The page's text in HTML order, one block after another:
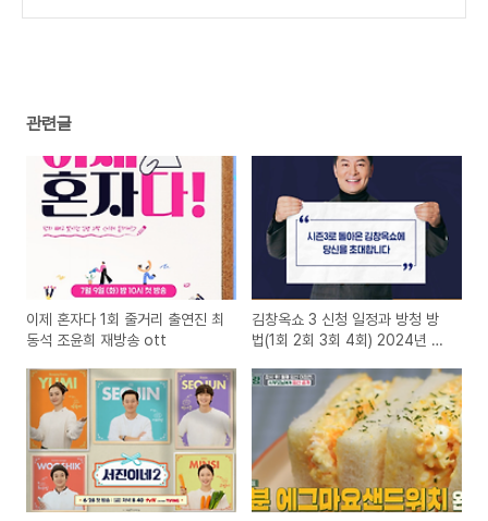
관련글
이제 혼자다 1회 줄거리 출연진 최
동석 조윤희 재방송 ott
김창옥쇼 3 신청 일정과 방청 방
법(1회 2회 3회 4회) 2024년 7